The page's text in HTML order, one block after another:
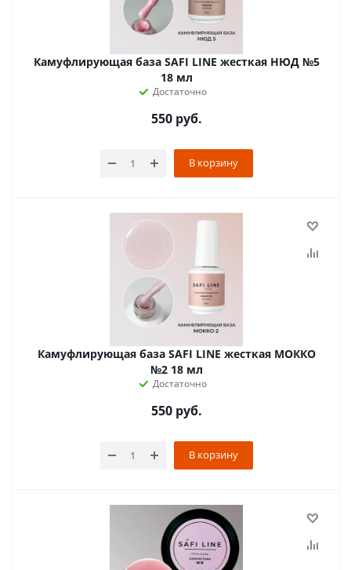
Камуфлирующая база SAFI LINE жесткая НЮД №5
18 мл
Достаточно
550руб.
В корзину
Камуфлирующая база SAFI LINE жесткая МОККО
№2 18 мл
Достаточно
550руб.
В корзину